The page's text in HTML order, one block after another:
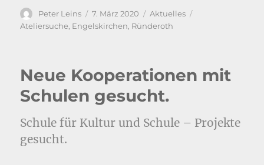
Autor
Peter Leins
Veröffentlicht
am
7. März 2020 Kategorien
Aktuelles
Ateliersuche, Engelskirchen, Ründeroth
Neue Kooperationen mit
Schulen gesucht.
Schule für Kultur und Schule – Projekte
gesucht.